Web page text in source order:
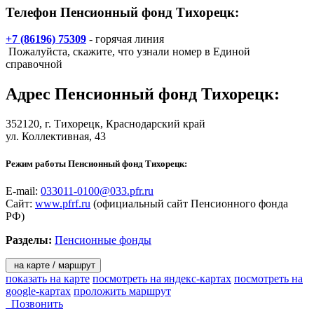
- выдача государственных сертификатов на материнский
(семейный) капитал;
- назначение и реализация социальных выплат отдельным
категориям граждан: ветеранам, инвалидам, Героям
Российской Федерации и др.;
- назначение и реализация федеральной социальной доплаты к
регионе;
участников системы обязательного пенсионного страхования;
- формирование, инвестирование и выплата средств
пенсионных накоплений;
- адресная помощь пенсионерам и софинансирование
социальных программ субъектов РФ;
пенсии;
- реализация международных соглашений.
Телефон Пенсионный фонд Тихорецк:
+7 (86196) 75309 - горячая линия
Пожалуйста, скажите, что узнали номер в Единой
справочной
Адрес Пенсионный фонд Тихорецк:
352120, г. Тихорецк, Краснодарский край
ул. Коллективная, 43
Режим работы Пенсионный фонд Тихорецк:
E-mail: 033011-0100@033.pfr.ru
Сайт: www.pfrf.ru (официальный сайт Пенсионного фонда
РФ)
Разделы: Пенсионные фонды
на карте / маршрут
показать на карте посмотреть на яндекс-картах посмотреть на
google-картах проложить маршрут
Позвонить